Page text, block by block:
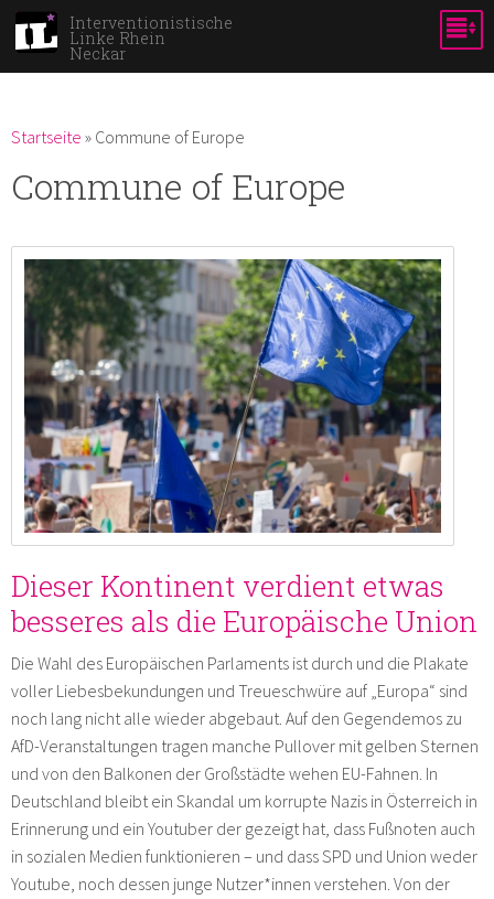
Direkt
Inhalt
Interventionistische
Linke Rhein
Neckar
Du bist hier
Startseite » Commune of Europe
Commune of Europe
Dieser Kontinent verdient etwas
besseres als die Europäische Union
Die Wahl des Europäischen Parlaments ist durch und die Plakate
voller Liebesbekundungen und Treueschwüre auf „Europa“ sind
noch lang nicht alle wieder abgebaut. Auf den Gegendemos zu
AfD-Veranstaltungen tragen manche Pullover mit gelben Sternen
und von den Balkonen der Großstädte wehen EU-Fahnen. In
Deutschland bleibt ein Skandal um korrupte Nazis in Österreich in
Erinnerung und ein Youtuber der gezeigt hat, dass Fußnoten auch
in sozialen Medien funktionieren – und dass SPD und Union weder
Youtube, noch dessen junge Nutzer*innen verstehen. Von der